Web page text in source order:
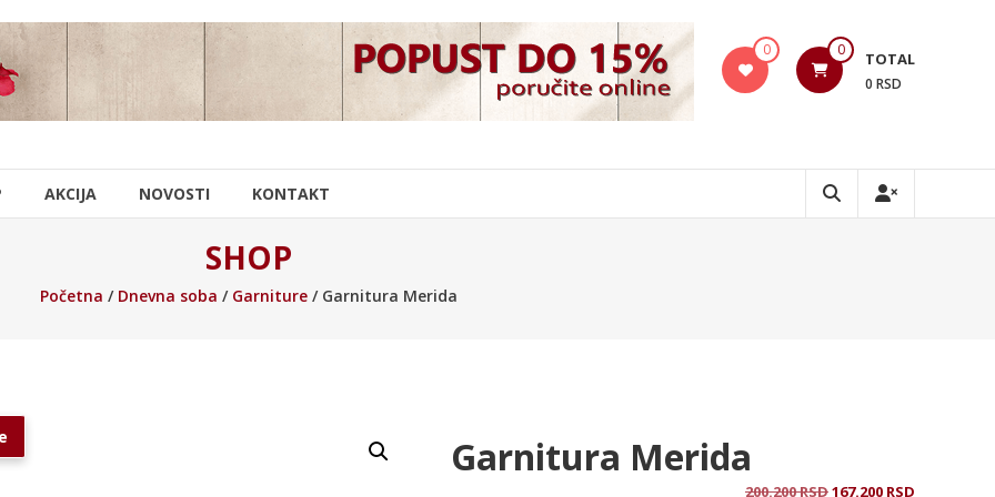
0 0 TOTAL
0 RSD
AKCIJA NOVOSTI KONTAKT
SHOP
Početna / Dnevna soba / Garniture / Garnitura Merida
Garnitura Merida
200.200RSDOriginalna
167.200 RSD